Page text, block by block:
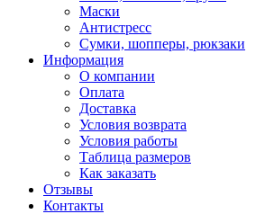
Маски
Антистресс
Сумки, шопперы, рюкзаки
Информация
О компании
Оплата
Доставка
Условия возврата
Условия работы
Таблица размеров
Как заказать
Отзывы
Контакты